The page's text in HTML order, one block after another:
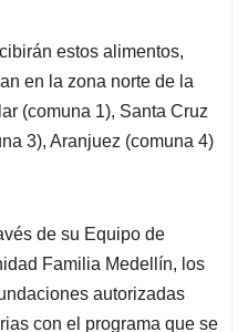
estos alimentos,
en la zona norte de la
(comuna 1), Santa Cruz
3), Aranjuez (comuna 4)
de su Equipo de
Familia Medellín, los
autorizadas
con el programa que se